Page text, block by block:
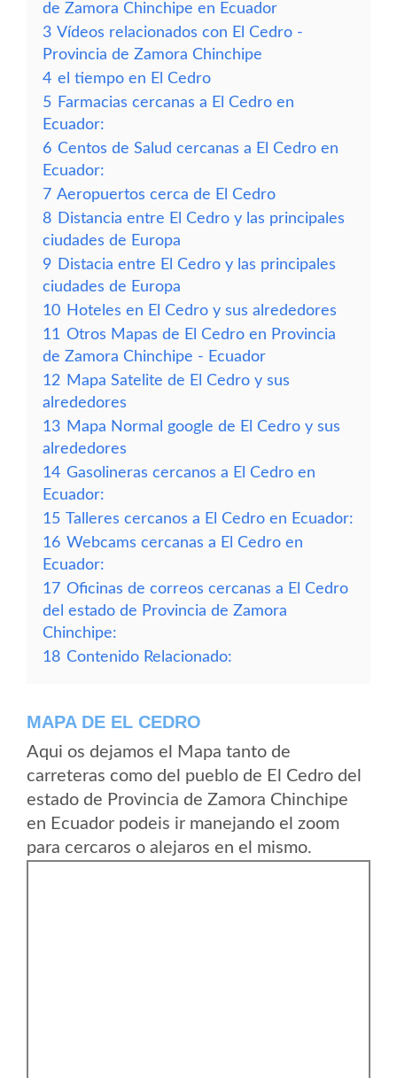
de Zamora Chinchipe en Ecuador
3 Vídeos relacionados con El Cedro -
Provincia de Zamora Chinchipe
4 el tiempo en El Cedro
5 Farmacias cercanas a El Cedro en
Ecuador:
6 Centos de Salud cercanas a El Cedro en
Ecuador:
7 Aeropuertos cerca de El Cedro
8 Distancia entre El Cedro y las principales
ciudades de Europa
9 Distacia entre El Cedro y las principales
ciudades de Europa
10 Hoteles en El Cedro y sus alrededores
11 Otros Mapas de El Cedro en Provincia
de Zamora Chinchipe - Ecuador
12 Mapa Satelite de El Cedro y sus
alrededores
13 Mapa Normal google de El Cedro y sus
alrededores
14 Gasolineras cercanos a El Cedro en
Ecuador:
15 Talleres cercanos a El Cedro en Ecuador:
16 Webcams cercanas a El Cedro en
Ecuador:
17 Oficinas de correos cercanas a El Cedro
del estado de Provincia de Zamora
Chinchipe:
18 Contenido Relacionado:
MAPA DE EL CEDRO
Aqui os dejamos el Mapa tanto de
carreteras como del pueblo de El Cedro del
estado de Provincia de Zamora Chinchipe
en Ecuador podeis ir manejando el zoom
para cercaros o alejaros en el mismo.